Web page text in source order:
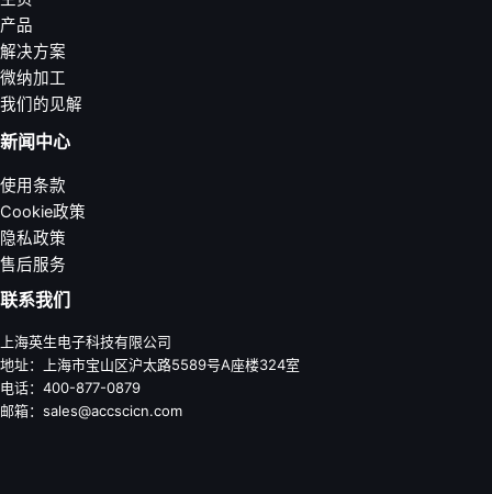
产品
解决方案
微纳加工
我们的见解
新闻中心
使用条款
Cookie政策
隐私政策
售后服务
联系我们
上海英生电子科技有限公司
地址：上海市宝山区沪太路5589号A座楼324室
电话：400-877-0879
邮箱：sales@accscicn.com